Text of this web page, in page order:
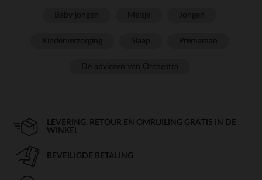
LEVERING, RETOUR EN OMRUILING GRATIS IN DE
WINKEL
BEVEILIGDE BETALING